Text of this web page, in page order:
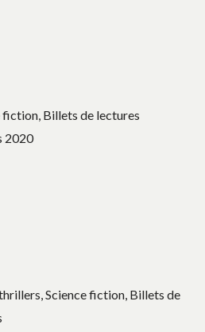
fiction, Billets de lectures
2020
Science fiction, Billets de